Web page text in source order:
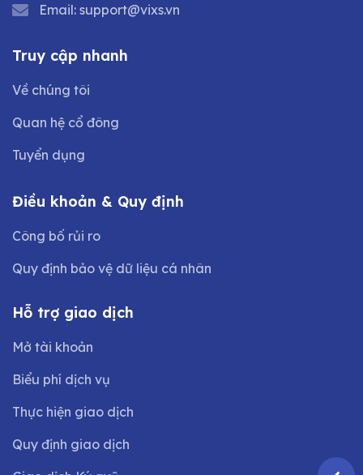
Email: support@vixs.vn
Truy cập nhanh
Về chúng tôi
Quan hệ cổ đông
Tuyển dụng
Điều khoản & Quy định
Công bố rủi ro
Quy định bảo vệ dữ liệu cá nhân
Hỗ trợ giao dịch
Mở tài khoản
Biểu phí dịch vụ
Thực hiện giao dịch
Quy định giao dịch